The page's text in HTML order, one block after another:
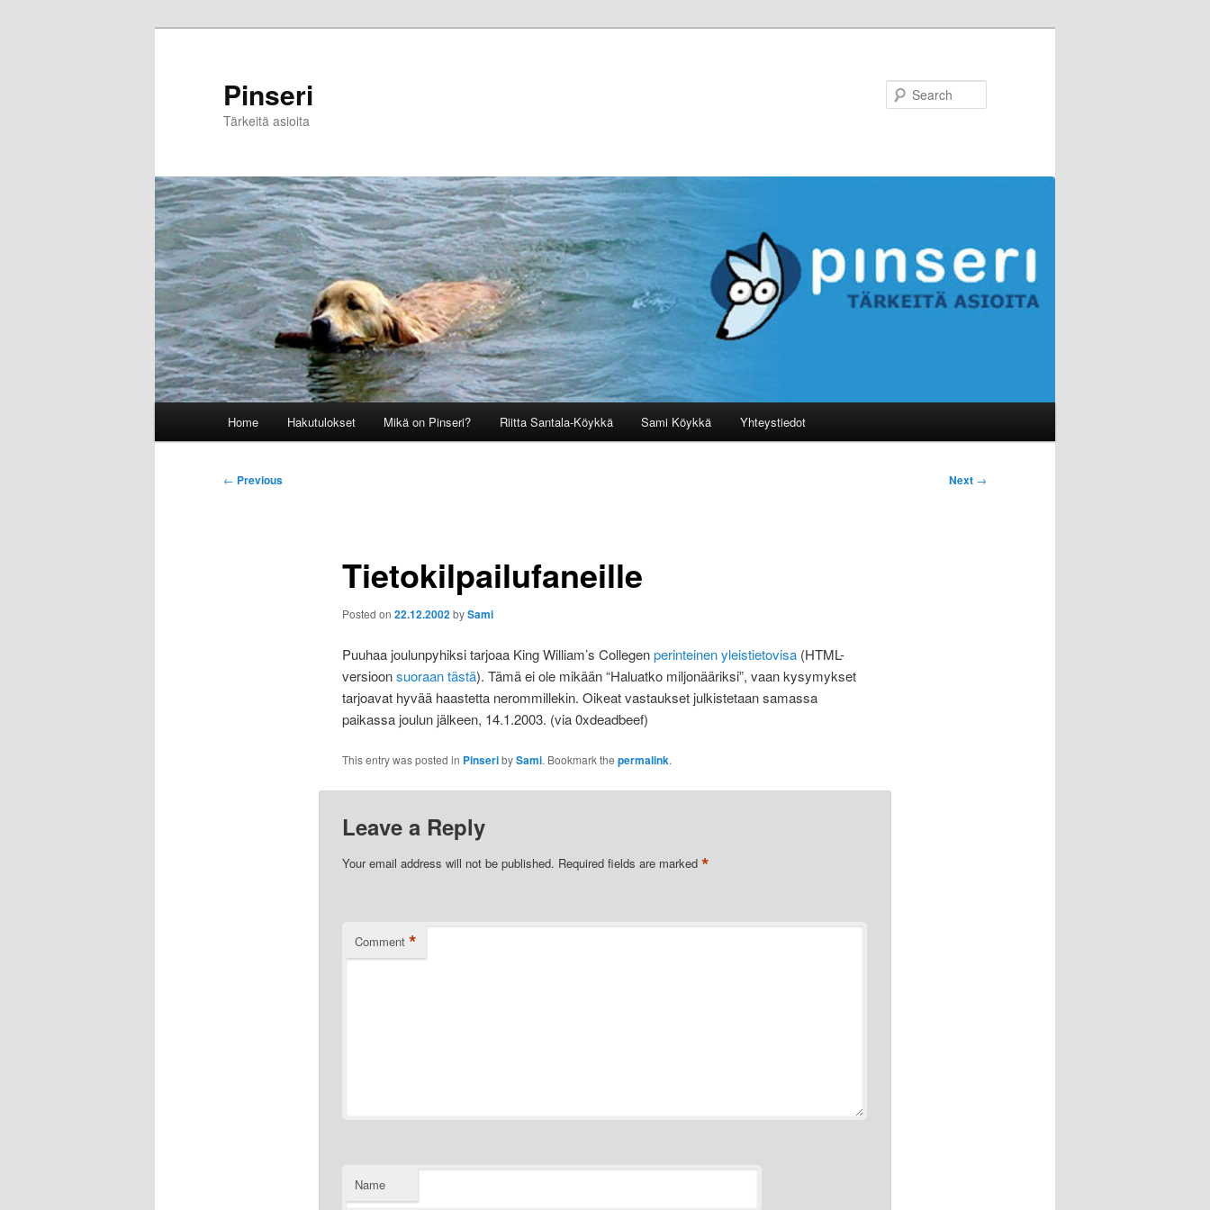
Pinseri
Tärkeitä asioita
Home Hakutulokset Mikä on Pinseri? Riitta Santala-Köykkä Sami Köykkä Yhteystiedot
Post
← Previous Next →
Tietokilpailufaneille
Posted on 22.12.2002bySami
Puuhaa joulunpyhiksi tarjoaa King William’s Collegenperinteinen yleistietovisa(HTML-
versioonsuoraan tästä). Tämä ei ole mikään “Haluatko miljonääriksi”, vaan kysymykset
tarjoavat hyvää haastetta nerommillekin. Oikeat vastaukset julkistetaan samassa
paikassa joulun jälkeen, 14.1.2003. (via 0xdeadbeef)
This entry was posted in PinseribySami. Bookmark the permalink.
Leave a Reply
Your email address will not be published. Required fields are marked *
Comment *
Name